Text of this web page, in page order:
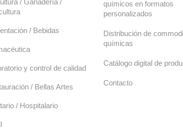
/ Ganadería /
/ Bebidas
y control de calidad
/ Bellas Artes
/ Hospitalario
químicos en formatos
personalizados
Distribución de
químicas
Catálogo digital de
Contacto